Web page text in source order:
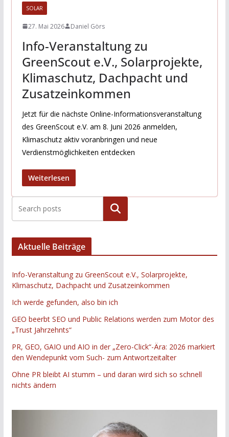
SOLAR
27. Mai 2026 Daniel Görs
Info-Veranstaltung zu
GreenScout e.V., Solarprojekte,
Klimaschutz, Dachpacht und
Zusatzeinkommen
Jetzt für die nächste Online-Informationsveranstaltung
des GreenScout e.V. am 8. Juni 2026 anmelden,
Klimaschutz aktiv voranbringen und neue
Verdienstmöglichkeiten entdecken
Weiterlesen
Suchen
Aktuelle Beiträge
Info-Veranstaltung zu GreenScout e.V., Solarprojekte,
Klimaschutz, Dachpacht und Zusatzeinkommen
Ich werde gefunden, also bin ich
GEO beerbt SEO und Public Relations werden zum Motor des
„Trust Jahrzehnts“
PR, GEO, GAIO und AIO in der „Zero-Click“-Ära: 2026 markiert
den Wendepunkt vom Such- zum Antwortzeitalter
Ohne PR bleibt AI stumm – und daran wird sich so schnell
nichts ändern